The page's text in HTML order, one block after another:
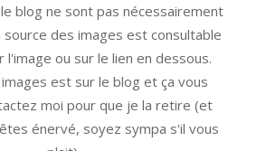
blog ne sont pas nécessairement
source des images est consultable
l'image ou sur le lien en dessous.
est sur le blog et ça vous
moi pour que je la retire (et
énervé, soyez sympa s'il vous